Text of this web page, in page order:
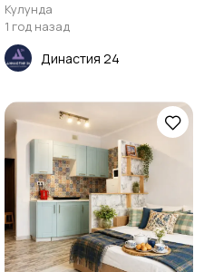
Кулунда
1 год назад
Династия 24